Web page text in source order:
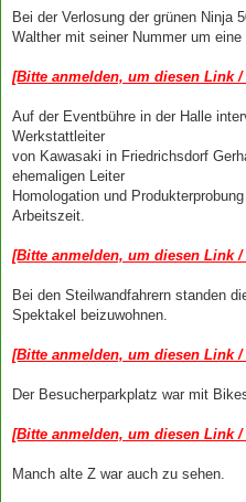
Bei der Verlosung der grünen Ninja
Walther mit seiner Nummer um eine
[Bitte anmelden, um diesen Link
Auf der Eventbühre in der Halle
Werkstattleiter
von Kawasaki in Friedrichsdorf
ehemaligen Leiter
Homologation und
Arbeitszeit.
[Bitte anmelden, um diesen Link
Bei den Steilwandfahrern standen
Spektakel beizuwohnen.
[Bitte anmelden, um diesen Link
Der Besucherparkplatz war mit
[Bitte anmelden, um diesen Link
Manch alte Z war auch zu sehen.